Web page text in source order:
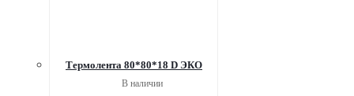
Термолента 80*80*18 D ЭКО
В наличии